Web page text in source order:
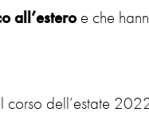
all’esteroe che
corso dell’estate